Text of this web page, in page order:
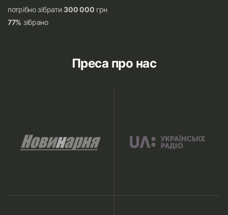
потрібно зібрати300 000 грн
77% зібрано
Преса про нас